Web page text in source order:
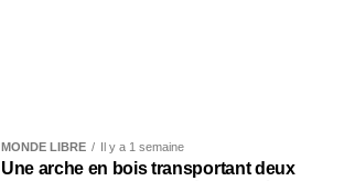
MONDE LIBRE Il y a 1 semaine
Une arche en bois transportant deux